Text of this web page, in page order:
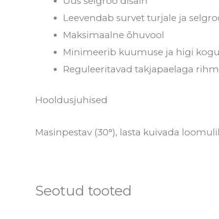
Leevendab survet turjale ja
Maksimaalne õhuvool
Minimeerib kuumuse ja higi
Reguleeritavad takjapaelaga
Hooldusjuhised
Masinpestav (30°), lasta kuivada
Seotud tooted